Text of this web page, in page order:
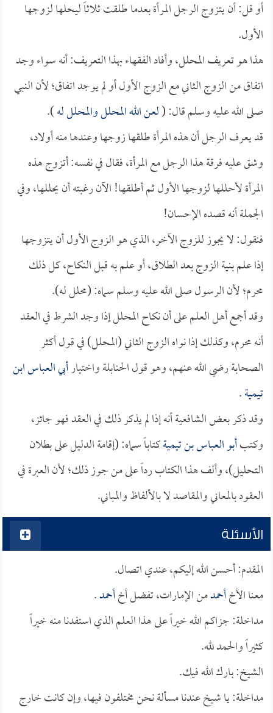
أو قل: أن يتزوج الرجل المرأة بعدما طلقت ثلاثاً ليحلها لزوجها
الأول.
هذا هو تعريف المحلل، وأفاد الفقهاء بهذا التعريف: أنه سواء وجد
اتفاق من الزوج الثاني مع الزوج الأول أو لم يوجد اتفاق؛ لأن النبي
صلى الله عليه وسلم قال: (لعن الله المحلل والمحلل له).
قد يعرف الرجل أن هذه المرأة طلقها زوجها وعندها منه أولاد،
وشق عليه فرقة هذا الرجل مع المرأة، فقال في نفسه: أتزوج هذه
المرأة لأحللها لزوجها الأول ثم أطلقها! الآن رغبته أن يحللها، وفي
الجملة أنه قصده الإحسان!
فنقول: لا يجوز للزوج الآخر، الذي هو الزوج الأول أن يتزوجها
إذا علم بنية الزوج بعد الطلاق، أو علم به قبل النكاح، كل ذلك
محرم؛ لأن الرسول صلى الله عليه وسلم سماه: (محلل له).
وقد أجمع أهل العلم على أن نكاح المحلل إذا وجد الشرط في العقد
أنه محرم، وكذلك إذا نواه الزوج الثاني (المحلل) في قول أكثر
الصحابة رضي الله عنهم، وهو قول الحنابلة واختيارأبي العباس ابن
تيمية.
وقد ذكر بعض الشافعية أنه إذا لم يذكر ذلك في العقد فهو جائز،
وكتبأبو العباس بن تيميةكتاباً سماه: (إقامة الدليل على بطلان
التحليل)، وألف هذا الكتاب رداً على من جوز ذلك؛ لأن العبرة في
العقود بالمعاني والمقاصد لا بالألفاظ والمباني.
الأسئلة
المقدم: أحسن الله إليكم، عندي اتصال.
معنا الأخأحمدمن الإمارات، تفضل أخأحمد.
مداخلة: جزاكم الله خيراً على هذا العلم الذي استفدنا منه خيراً
كثيراً والحمد لله.
الشيخ: بارك الله فيك.
مداخلة: يا شيخ عندنا مسألة نحن مختلفون فيها، وإن كانت خارج